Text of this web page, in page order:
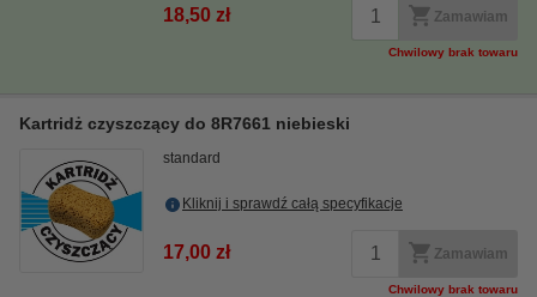
18,50 zł Zamawiam
Chwilowy brak towaru
Kartridż czyszczący do 8R7661 niebieski
standard
Kliknij i sprawdź całą specyfikacje
17,00 zł Zamawiam
Chwilowy brak towaru